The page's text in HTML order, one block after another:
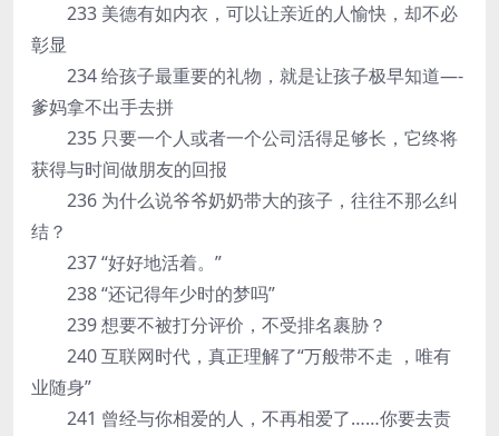
233 美德有如内衣，可以让亲近的人愉快，却不必
彰显
234 给孩子最重要的礼物，就是让孩子极早知道—-
爹妈拿不出手去拼
235 只要一个人或者一个公司活得足够长，它终将
获得与时间做朋友的回报
236 为什么说爷爷奶奶带大的孩子，往往不那么纠
结？
237 “好好地活着。”
238 “还记得年少时的梦吗”
239 想要不被打分评价，不受排名裹胁？
240 互联网时代，真正理解了“万般带不走 ，唯有
业随身”
241 曾经与你相爱的人，不再相爱了……你要去责